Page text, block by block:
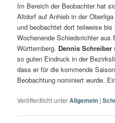
Im Bereich der Beobachter hat
Altdorf auf Anhieb in der
und beobachtet dort teilweise
Wochenende Schiedsrichter aus
Württemberg. Dennis Schreiber
so guten Eindruck in der
dass er für die kommende
Beobachtung nominiert wurde.
Veröffentlicht unterAllgemein |